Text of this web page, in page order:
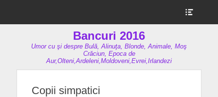
Sidebar
Bancuri 2016
Umor cu şi despre Bulă, Alinuţa, Blonde, Animale, Moş
Crăciun, Epoca de
Aur,Olteni,Ardeleni,Moldoveni,Evrei,Irlandezi
Copii simpatici